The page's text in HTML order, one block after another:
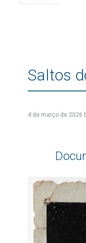
Saltos
4 de março de 2026